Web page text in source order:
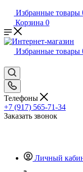
Избранные товары
Корзина 0
Избранные товары
Телефоны
+7 (917) 565-71-34
Заказать звонок
Личный